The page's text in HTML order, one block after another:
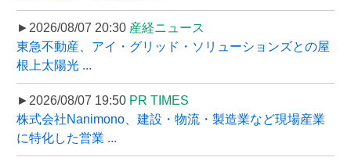
►2026/08/07 20:30 産経ニュース
東急不動産、アイ・グリッド・ソリューションズとの屋
根上太陽光 ...
►2026/08/07 19:50 PR TIMES
株式会社Nanimono、建設・物流・製造業など現場産業
に特化した営業 ...